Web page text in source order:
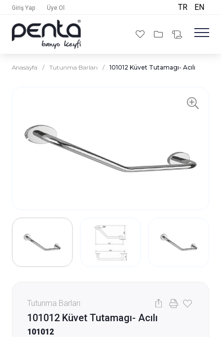
Giriş Yap Üye Ol TR EN
Anasayfa / Tutunma Barları / 101012 Küvet Tutamagı- Acılı
Tutunma Barları
101012 Küvet Tutamagı- Acılı
101012